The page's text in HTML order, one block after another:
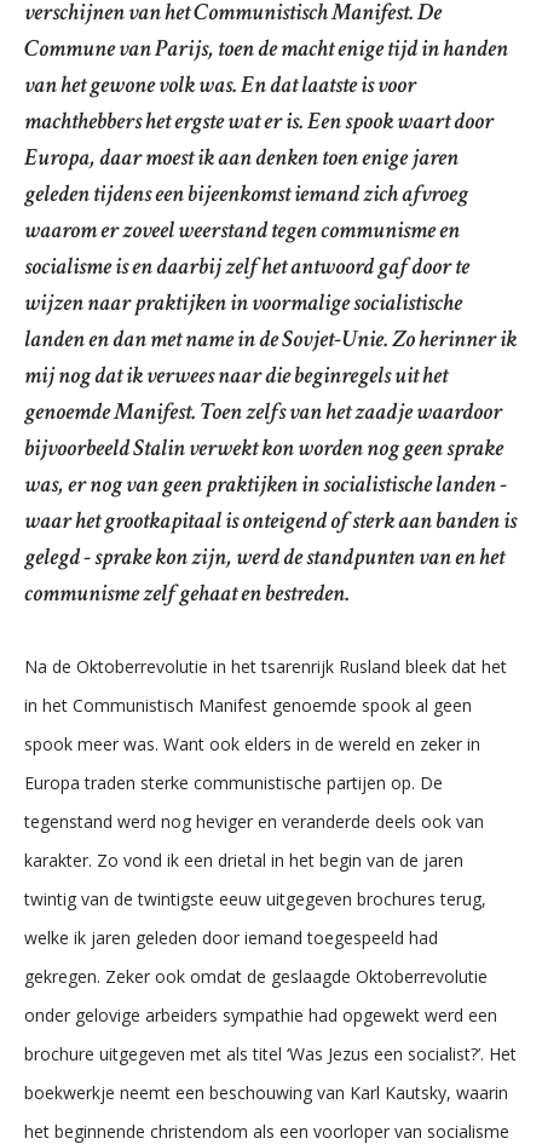
verschijnen van het Communistisch Manifest. De
Commune van Parijs, toen de macht enige tijd in handen
van het gewone volk was. En dat laatste is voor
machthebbers het ergste wat er is. Een spook waart door
Europa, daar moest ik aan denken toen enige jaren
geleden tijdens een bijeenkomst iemand zich afvroeg
waarom er zoveel weerstand tegen communisme en
socialisme is en daarbij zelf het antwoord gaf door te
wijzen naar praktijken in voormalige socialistische
landen en dan met name in de Sovjet-Unie. Zo herinner ik
mij nog dat ik verwees naar die beginregels uit het
genoemde Manifest. Toen zelfs van het zaadje waardoor
bijvoorbeeld Stalin verwekt kon worden nog geen sprake
was, er nog van geen praktijken in socialistische landen -
waar het grootkapitaal is onteigend of sterk aan banden is
gelegd - sprake kon zijn, werd de standpunten van en het
communisme zelf gehaat en bestreden.
Na de Oktoberrevolutie in het tsarenrijk Rusland bleek dat het
in het Communistisch Manifest genoemde spook al geen
spook meer was. Want ook elders in de wereld en zeker in
Europa traden sterke communistische partijen op. De
tegenstand werd nog heviger en veranderde deels ook van
karakter. Zo vond ik een drietal in het begin van de jaren
twintig van de twintigste eeuw uitgegeven brochures terug,
welke ik jaren geleden door iemand toegespeeld had
gekregen. Zeker ook omdat de geslaagde Oktoberrevolutie
onder gelovige arbeiders sympathie had opgewekt werd een
brochure uitgegeven met als titel ‘Was Jezus een socialist?’. Het
boekwerkje neemt een beschouwing van Karl Kautsky, waarin
het beginnende christendom als een voorloper van socialisme